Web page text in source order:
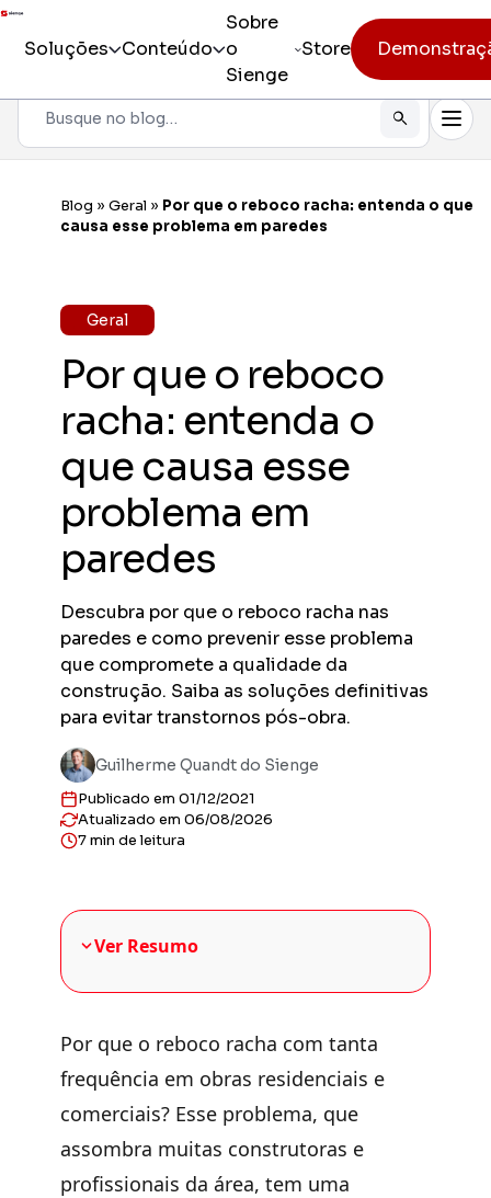
Soluções Conteúdo
Sobre
o
Sienge
Store
Todos os produtos
Incorporação
Obra
Pós-vendas
Pesquisar
Blog » Geral » Por que o reboco racha: entenda o que
causa esse problema em paredes
Geral
Por que o reboco
racha: entenda o
que causa esse
problema em
paredes
Descubra por que o reboco racha nas
paredes e como prevenir esse problema
que compromete a qualidade da
construção. Saiba as soluções definitivas
para evitar transtornos pós-obra.
Guilherme Quandt do Sienge
Publicado em 01/12/2021
Atualizado em 06/08/2026
7 min de leitura
Ver Resumo
Por que o reboco racha com tanta
frequência em obras residenciais e
comerciais? Esse problema, que
assombra muitas construtoras e
profissionais da área, tem uma